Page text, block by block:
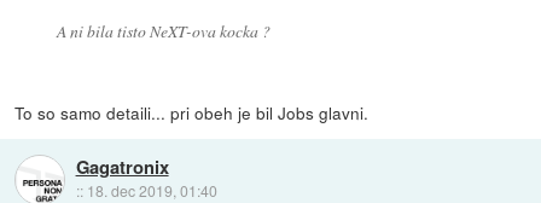
A ni bila tisto NeXT-ova kocka ?
To so samo detaili... pri obeh je bil Jobs glavni.
Gagatronix
:: 18. dec 2019, 01:40